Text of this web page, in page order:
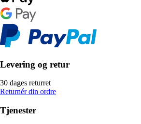
Levering og retur
30 dages returret
Returnér din ordre
Tjenester